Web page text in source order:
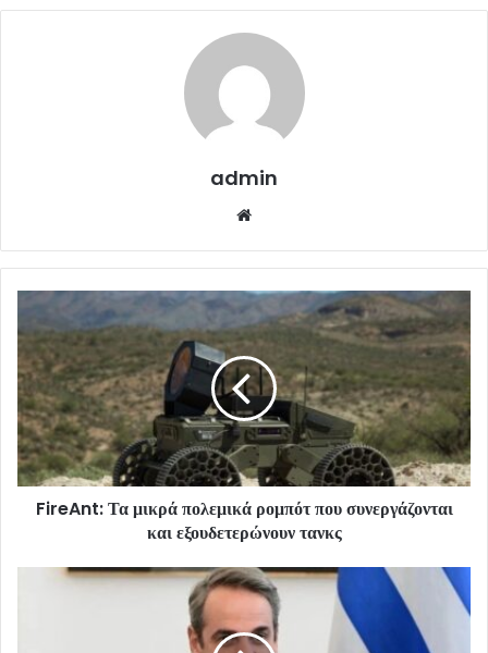
admin
FireAnt: Τα μικρά πολεμικά ρομπότ που συνεργάζονται
και εξουδετερώνουν τανκς